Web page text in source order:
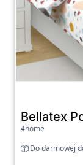
Bellatex
4home
Do darmowej